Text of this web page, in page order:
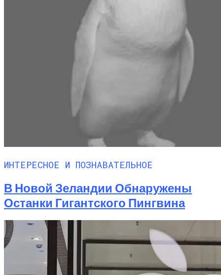
ИНТЕРЕСНОЕ И ПОЗНАВАТЕЛЬНОЕ
В Новой Зеландии Обнаружены
Останки Гигантского Пингвина